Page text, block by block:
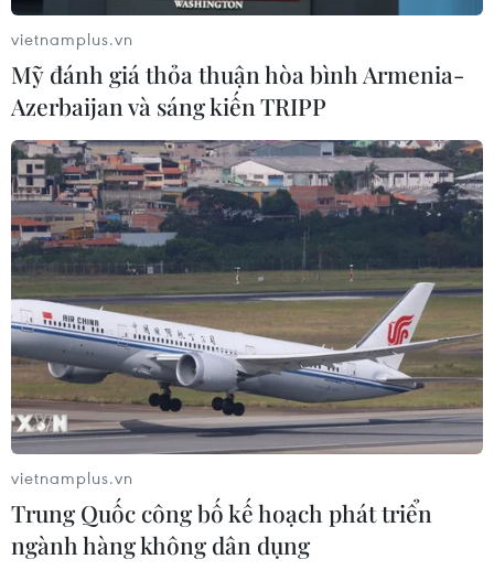
vietnamplus.vn
Mỹ đánh giá thỏa thuận hòa bình Armenia-
Azerbaijan và sáng kiến TRIPP
vietnamplus.vn
Trung Quốc công bố kế hoạch phát triển
ngành hàng không dân dụng